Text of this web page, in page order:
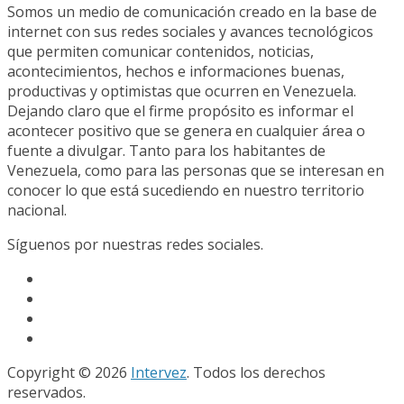
Somos un medio de comunicación creado en la base de
internet con sus redes sociales y avances tecnológicos
que permiten comunicar contenidos, noticias,
acontecimientos, hechos e informaciones buenas,
productivas y optimistas que ocurren en Venezuela.
Dejando claro que el firme propósito es informar el
acontecer positivo que se genera en cualquier área o
fuente a divulgar. Tanto para los habitantes de
Venezuela, como para las personas que se interesan en
conocer lo que está sucediendo en nuestro territorio
nacional.
Síguenos por nuestras redes sociales.
Copyright © 2026 Intervez. Todos los derechos
reservados.